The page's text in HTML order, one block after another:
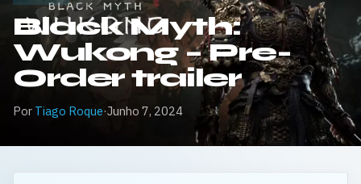
Black Myth:
Wukong – Pre-
Order trailer
Por Tiago Roque·Junho 7, 2024